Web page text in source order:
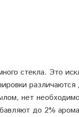
стекла. Это
нет
до 2%